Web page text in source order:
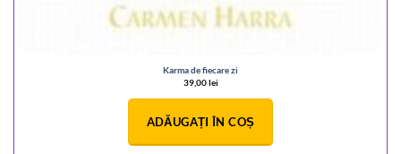
Karma de fiecare zi
39,00lei
ADĂUGAȚI ÎN COȘ